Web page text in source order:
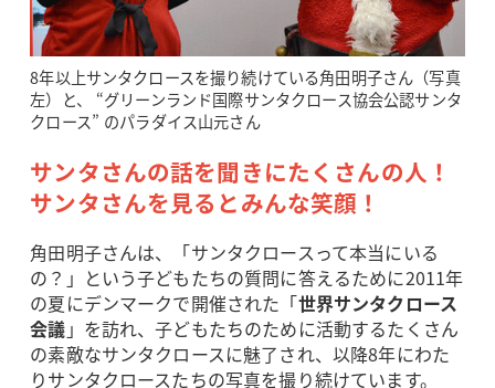
8年以上サンタクロースを撮り続けている角田明子さん（写真
左）と、 “グリーンランド国際サンタクロース協会公認サンタ
クロース” のパラダイス山元さん
サンタさんの話を聞きにたくさんの人！
サンタさんを見るとみんな笑顔！
角田明子さんは、「サンタクロースって本当にいる
の？」という子どもたちの質問に答えるために2011年
の夏にデンマークで開催された「世界サンタクロース
会議 」を訪れ、子どもたちのために活動するたくさん
の素敵なサンタクロースに魅了され、以降8年にわた
りサンタクロースたちの写真を撮り続けています。